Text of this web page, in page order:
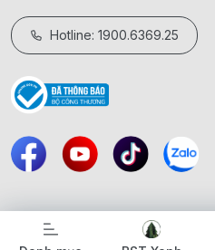
Hotline: 1900.6369.25